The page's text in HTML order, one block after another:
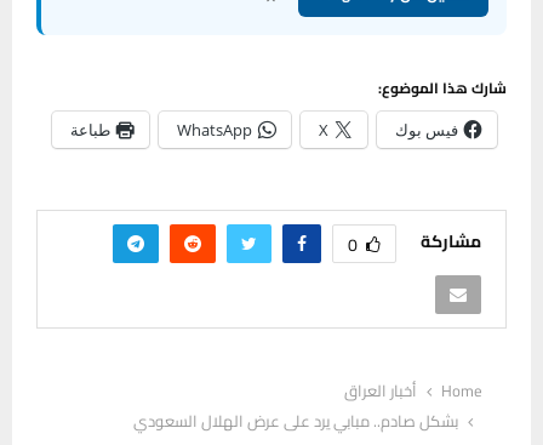
شارك هذا الموضوع:
فيس بوك X
WhatsApp طباعة
مشاركة 0
Home
أخبار العراق
بشكل صادم.. مبابي يرد على عرض الهلال السعودي